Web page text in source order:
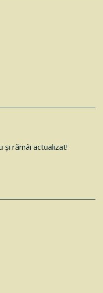
rămâi actualizat!